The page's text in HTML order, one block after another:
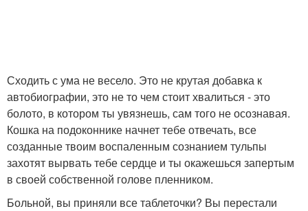
Сходить с ума не весело. Это не крутая добавка к
автобиографии, это не то чем стоит хвалиться - это
болото, в котором ты увязнешь, сам того не осознавая.
Кошка на подоконнике начнет тебе отвечать, все
созданные твоим воспаленным сознанием тульпы
захотят вырвать тебе сердце и ты окажешься запертым
в своей собственной голове пленником.
Больной, вы приняли все таблеточки? Вы перестали